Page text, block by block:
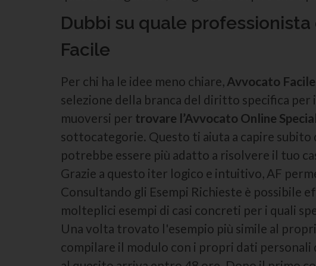
Dubbi su quale
Facile
Per chi ha le idee meno chiare, Avvocato Facile
selezione della branca del diritto specifica
muoversi per trovare l’Avvocato Online
sottocategorie. Questo ti aiuta a capire
potrebbe essere più adatto a risolvere il tuo
Grazie a questo iter logico e intuitivo, AF
Consultando gli Esempi Richieste è possibile
molteplici esempi di casi concreti per i quali
Una volta trovato l'esempio più simile al
compilare il modulo con i propri dati personali